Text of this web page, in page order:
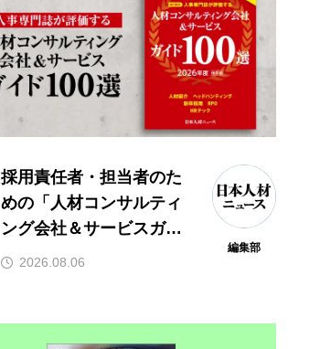
採用責任者・担当者のた
めの「人材コンサルティ
ング会社＆サービスガイ
ド100選 2026年度版」を
編集部
2026.08.06